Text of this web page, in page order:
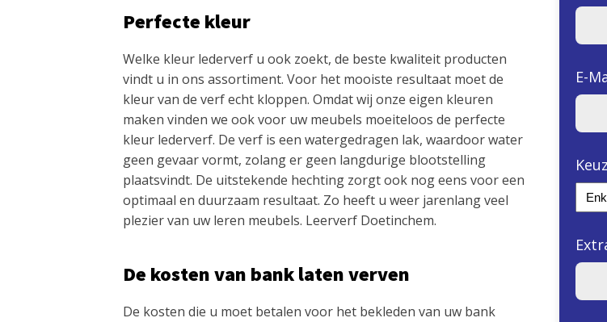
Perfecte kleur
Welke kleur lederverf u ook zoekt, de beste kwaliteit producten
vindt u in ons assortiment. Voor het mooiste resultaat moet de
kleur van de verf echt kloppen. Omdat wij onze eigen kleuren
maken vinden we ook voor uw meubels moeiteloos de perfecte
kleur lederverf. De verf is een watergedragen lak, waardoor water
geen gevaar vormt, zolang er geen langdurige blootstelling
plaatsvindt. De uitstekende hechting zorgt ook nog eens voor een
optimaal en duurzaam resultaat. Zo heeft u weer jarenlang veel
plezier van uw leren meubels. Leerverf Doetinchem.
De kosten van bank laten verven
De kosten die u moet betalen voor het bekleden van uw bank
E-